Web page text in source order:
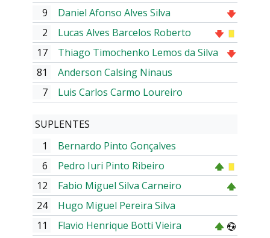
9
Daniel Afonso Alves Silva
2
Lucas Alves Barcelos Roberto
17
Thiago Timochenko Lemos da Silva
81
Anderson Calsing Ninaus
7
Luis Carlos Carmo Loureiro
SUPLENTES
1
Bernardo Pinto Gonçalves
6
Pedro Iuri Pinto Ribeiro
12
Fabio Miguel Silva Carneiro
24
Hugo Miguel Pereira Silva
11
Flavio Henrique Botti Vieira